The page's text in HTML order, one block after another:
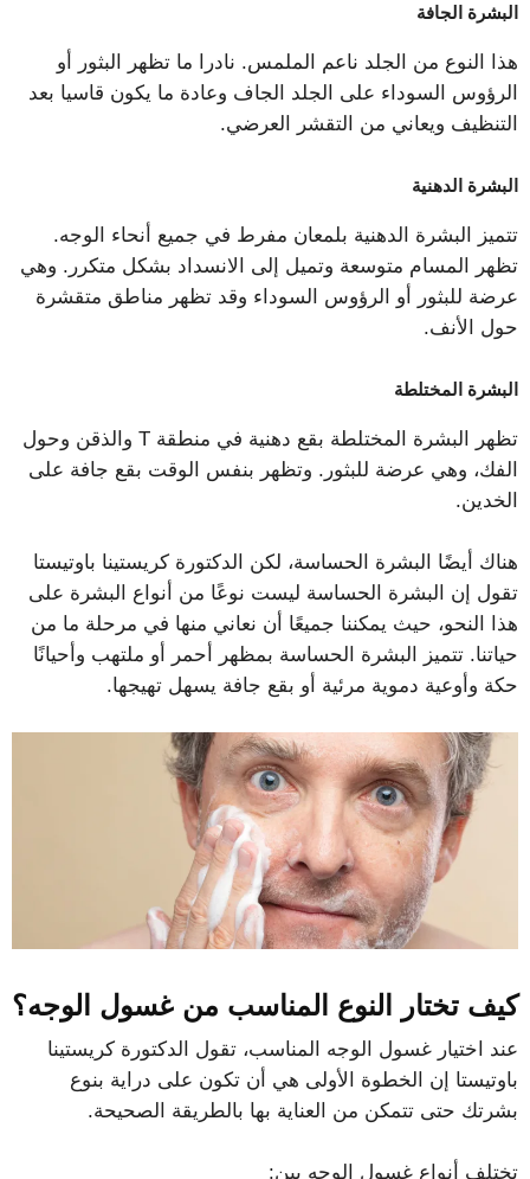
البشرة الجافة
هذا النوع من الجلد ناعم الملمس. نادرا ما تظهر البثور أو
الرؤوس السوداء على الجلد الجاف وعادة ما يكون قاسيا بعد
التنظيف ويعاني من التقشر العرضي.
البشرة الدهنية
تتميز البشرة الدهنية بلمعان مفرط في جميع أنحاء الوجه.
تظهر المسام متوسعة وتميل إلى الانسداد بشكل متكرر. وهي
عرضة للبثور أو الرؤوس السوداء وقد تظهر مناطق متقشرة
حول الأنف.
البشرة المختلطة
تظهر البشرة المختلطة بقع دهنية في منطقة T والذقن وحول
الفك، وهي عرضة للبثور. وتظهر بنفس الوقت بقع جافة على
الخدين.
هناك أيضًا البشرة الحساسة، لكن الدكتورة كريستينا باوتيستا
تقول إن البشرة الحساسة ليست نوعًا من أنواع البشرة على
هذا النحو، حيث يمكننا جميعًا أن نعاني منها في مرحلة ما من
حياتنا. تتميز البشرة الحساسة بمظهر أحمر أو ملتهب وأحيانًا
حكة وأوعية دموية مرئية أو بقع جافة يسهل تهيجها.
كيف تختار النوع المناسب من غسول الوجه؟
عند اختيار غسول الوجه المناسب، تقول الدكتورة كريستينا
باوتيستا إن الخطوة الأولى هي أن تكون على دراية بنوع
بشرتك حتى تتمكن من العناية بها بالطريقة الصحيحة.
تختلف أنواع غسول الوجه بين: